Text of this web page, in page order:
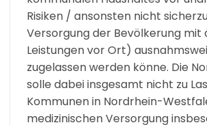
Risiken / ansonsten nicht
Versorgung der Bevölkerung mit
Leistungen vor Ort)
zugelassen werden könne. Die
solle dabei insgesamt nicht zu
Kommunen in Nordrhein-
medizinischen Versorgung